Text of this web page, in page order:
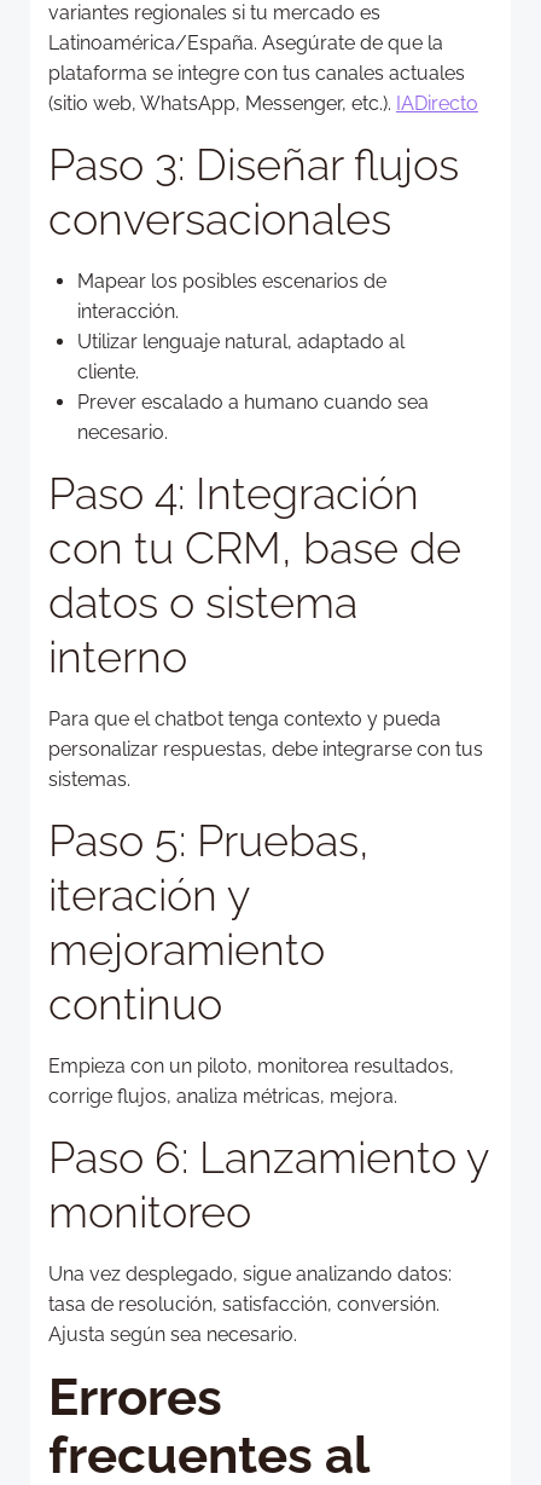
variantes regionales si tu mercado es
Latinoamérica/España. Asegúrate de que la
plataforma se integre con tus canales actuales
(sitio web, WhatsApp, Messenger, etc.). IADirecto
Paso 3: Diseñar flujos
conversacionales
Mapear los posibles escenarios de
interacción.
Utilizar lenguaje natural, adaptado al
cliente.
Prever escalado a humano cuando sea
necesario.
Paso 4: Integración
con tu CRM, base de
datos o sistema
interno
Para que el chatbot tenga contexto y pueda
personalizar respuestas, debe integrarse con tus
sistemas.
Paso 5: Pruebas,
iteración y
mejoramiento
continuo
Empieza con un piloto, monitorea resultados,
corrige flujos, analiza métricas, mejora.
Paso 6: Lanzamiento y
monitoreo
Una vez desplegado, sigue analizando datos:
tasa de resolución, satisfacción, conversión.
Ajusta según sea necesario.
Errores
frecuentes al